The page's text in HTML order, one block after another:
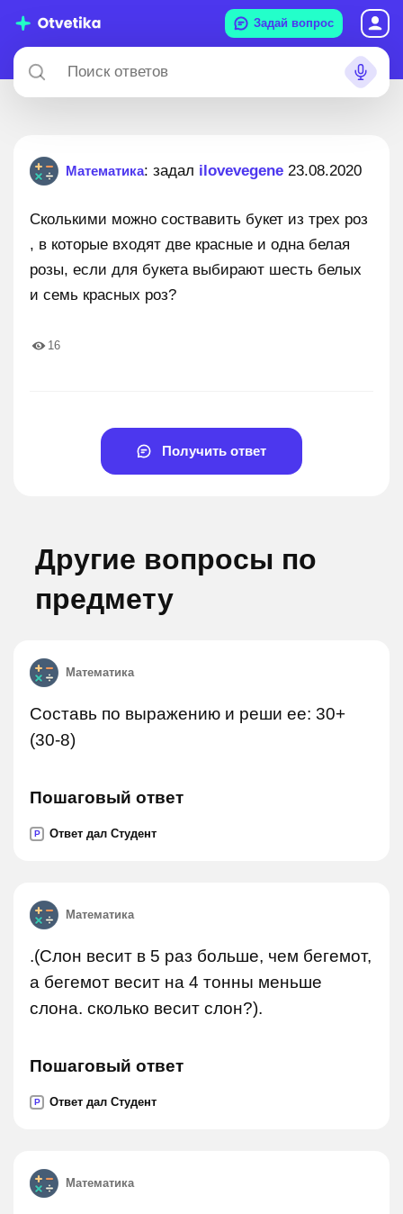
Задай вопрос
Математика: задал ilovevegene 23.08.2020
Сколькими можно соствавить букет из трех роз
, в которые входят две красные и одна белая
розы, если для букета выбирают шесть белых
и семь красных роз?
16
Получить ответ
Другие вопросы по
предмету
Математика
Составь по выражению и реши ее: 30+
(30-8)
Пошаговый ответ
P Ответ дал Студент
Математика
.(Слон весит в 5 раз больше, чем бегемот,
а бегемот весит на 4 тонны меньше
слона. сколько весит слон?).
Пошаговый ответ
P Ответ дал Студент
Математика